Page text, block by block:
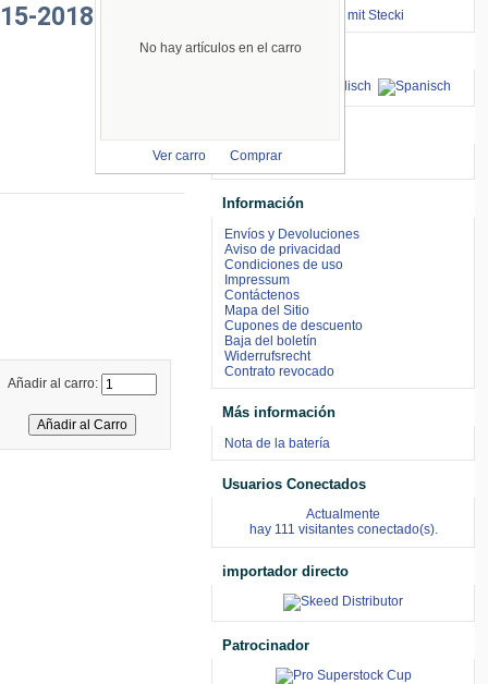
No hay artículos en el carro
Ver carro Comprar
2018
Añadir al carro:
⇒ zum Renntraining mit Stecki
Idiomas
Información
Envíos y Devoluciones
Aviso de privacidad
Condiciones de uso
Impressum
Contáctenos
Mapa del Sitio
Cupones de descuento
Baja del boletín
Widerrufsrecht
Contrato revocado
Más información
Nota de la batería
Usuarios Conectados
Actualmente
hay 111 visitantes conectado(s).
importador directo
Patrocinador